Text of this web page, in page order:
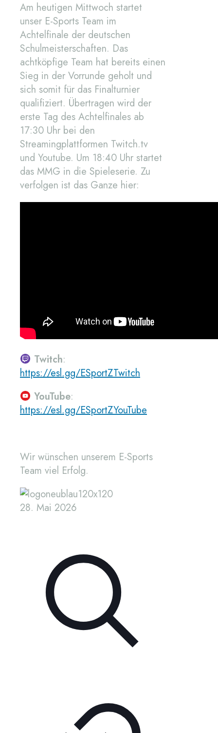
Am heutigen Mittwoch startet
unser E-Sports Team im
Achtelfinale der deutschen
Schulmeisterschaften. Das
achtköpfige Team hat bereits einen
Sieg in der Vorrunde geholt und
sich somit für das Finalturnier
qualifiziert. Übertragen wird der
erste Tag des Achtelfinales ab
17:30 Uhr bei den
Streamingplattformen Twitch.tv
und Youtube. Um 18:40 Uhr startet
das MMG in die Spieleserie. Zu
verfolgen ist das Ganze hier:
Twitch:
https://esl.gg/ESportZTwitch
YouTube:
https://esl.gg/ESportZYouTube
Wir wünschen unserem E-Sports
Team viel Erfolg.
28. Mai 2026